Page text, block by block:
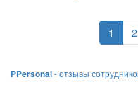
1 2
PPersonal- отзывы